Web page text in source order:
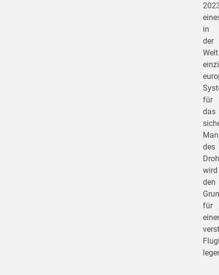
in
der
Welt
für
das
des
wird
den
für